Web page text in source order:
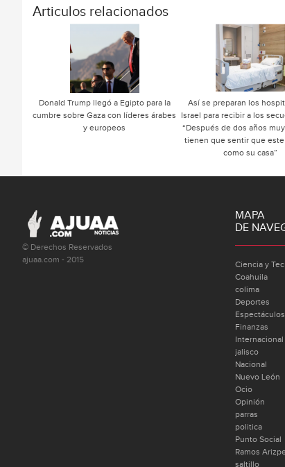
Articulos relacionados
Donald Trump llegó a Egipto para la
cumbre sobre Gaza con líderes árabes
y europeos
Así se preparan los
Israel para recibir a los
“Después de dos años
tienen que sentir que este
como su casa”
© Derechos Reservados
ajuaa.com - 2015
MAPA
DE
Ciencia y
Coahuila
colima
Deportes
Espectáculos
Finanzas
Internacional
jalisco
Nacional
Nuevo León
Ocio
Opinión
parras
politica
Punto Social
Ramos Arizpe
saltillo